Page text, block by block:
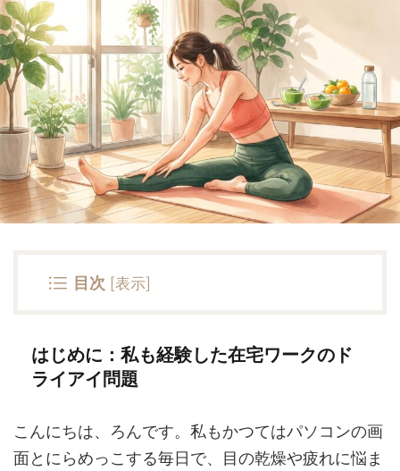
目次 [表示]
はじめに：私も経験した在宅ワークのド
ライアイ問題
こんにちは、ろんです。私もかつてはパソコンの画
面とにらめっこする毎日で、目の乾燥や疲れに悩ま